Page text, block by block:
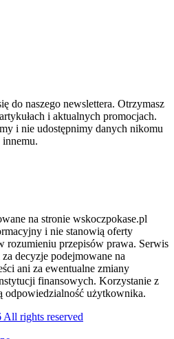
do naszego newslettera. Otrzymasz
i aktualnych promocjach.
i nie udostępnimy danych nikomu
innemu.
na stronie wskoczpokase.pl
i nie stanowią oferty
rozumieniu przepisów prawa. Serwis
decyzje podejmowane na
ani za ewentualne zmiany
finansowych. Korzystanie z
odpowiedzialność użytkownika.
rights reserved